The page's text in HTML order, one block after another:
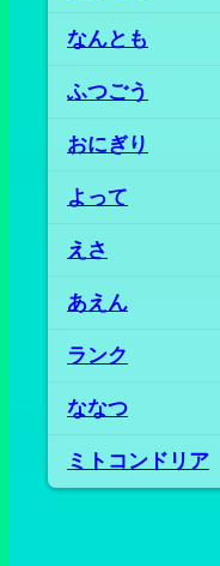
なんとも
ふつごう
おにぎり
よって
えさ
あえん
ランク
ななつ
ミトコンドリア